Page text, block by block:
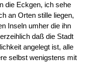
die Eckgen, ich sehe
an Orten stille liegen,
Inseln umher die ihn
daß die Stadt
angelegt ist, alle
selbst wenigstens mit